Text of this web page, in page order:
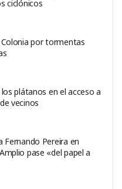
ciclónicos
por tormentas
plátanos en el acceso a
vecinos
Pereira en
pase «del papel a